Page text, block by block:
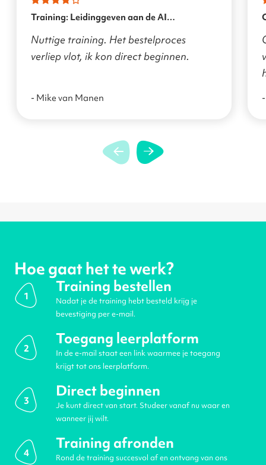
Training: Leidinggeven aan de AI
Nuttige training. Het bestelproces
verliep vlot, ik kon direct beginnen.
- Mike van Manen
Hoe gaat het te werk?
1
Training bestellen
Nadat je de training hebt besteld krijg je
bevestiging per e-mail.
2
Toegang leerplatform
In de e-mail staat een link waarmee je toegang
krijgt tot ons leerplatform.
3
Direct beginnen
Je kunt direct van start. Studeer vanaf nu waar en
wanneer jij wilt.
4
Training afronden
Rond de training succesvol af en ontvang van ons